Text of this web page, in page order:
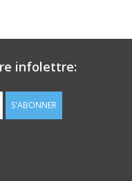
infolettre:
S'ABONNER